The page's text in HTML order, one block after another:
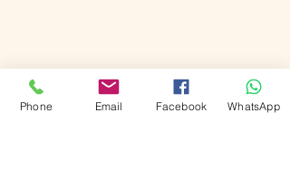
Phone Email Facebook WhatsApp